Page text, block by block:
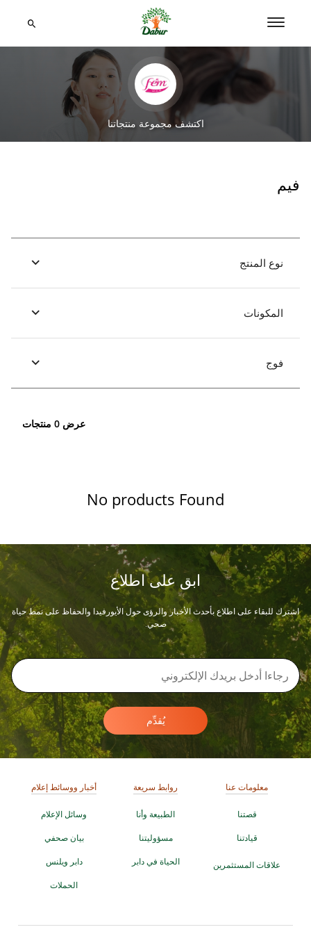
اكتشف مجموعة منتجاتنا
فيم
نوع المنتج
المكونات
فوج
عرض 0 منتجات
No products Found
ابق على اطلاع
اشترك للبقاء على اطلاع بأحدث الأخبار والرؤى حول الأيورفيدا والحفاظ على نمط حياة
صحي.
يُقدِّم
معلومات عنا
قصتنا
قيادتنا
علاقات المستثمرين
روابط سريعة
الطبيعة وأنا
مسؤوليتنا
الحياة في دابر
أخبار ووسائط إعلام
وسائل الإعلام
بيان صحفي
دابر ويلنس
الحملات